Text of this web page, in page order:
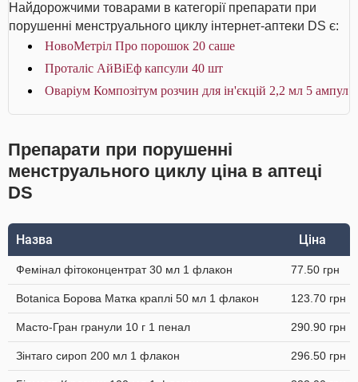
Найдорожчими товарами в категорії препарати при
порушенні менструального циклу інтернет-аптеки DS є:
НовоМетріл Про порошок 20 саше
Проталіс АйВіЕф капсули 40 шт
Оваріум Композітум розчин для ін'єкцій 2,2 мл 5 ампул
Препарати при порушенні
менструального циклу ціна в аптеці
DS
Назва Ціна
Фемінал фітоконцентрат 30 мл 1 флакон 77.50 грн
Botanica Борова Матка краплі 50 мл 1 флакон 123.70 грн
Масто-Гран гранули 10 г 1 пенал 290.90 грн
Зінтаго сироп 200 мл 1 флакон 296.50 грн